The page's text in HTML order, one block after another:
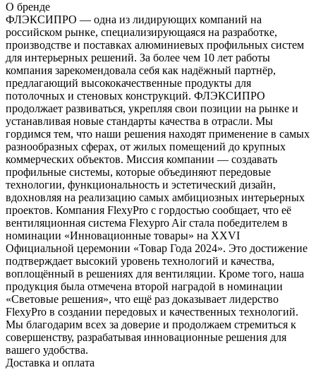
О бренде
ФЛЭКСИПРО — одна из лидирующих компаний на
российском рынке, специализирующаяся на разработке,
производстве и поставках алюминиевых профильных систем
для интерьерных решений. За более чем 10 лет работы
компания зарекомендовала себя как надёжный партнёр,
предлагающий высококачественные продукты для
потолочных и стеновых конструкций. ФЛЭКСИПРО
продолжает развиваться, укрепляя свои позиции на рынке и
устанавливая новые стандарты качества в отрасли. Мы
гордимся тем, что наши решения находят применение в самых
разнообразных сферах, от жилых помещений до крупных
коммерческих объектов. Миссия компании — создавать
профильные системы, которые объединяют передовые
технологии, функциональность и эстетический дизайн,
вдохновляя на реализацию самых амбициозных интерьерных
проектов. Компания FlexyPro с гордостью сообщает, что её
вентиляционная система Flexypro Air стала победителем в
номинации «Инновационные товары» на XXVI
Официальной церемонии «Товар Года 2024». Это достижение
подтверждает высокий уровень технологий и качества,
воплощённый в решениях для вентиляции. Кроме того, наша
продукция была отмечена второй наградой в номинации
«Световые решения», что ещё раз доказывает лидерство
FlexyPro в создании передовых и качественных технологий.
Мы благодарим всех за доверие и продолжаем стремиться к
совершенству, разрабатывая инновационные решения для
вашего удобства.
Доставка и оплата